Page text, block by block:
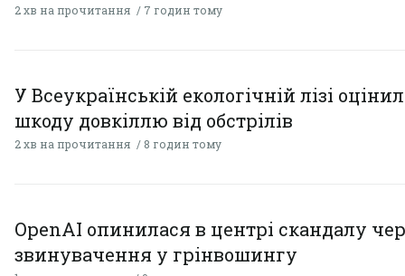
2 хв на прочитання 7 годин тому
У Всеукраїнській екологічній лізі
шкоду довкіллю від обстрілів
2 хв на прочитання 8 годин тому
OpenAI опинилася в центрі скандалу
звинувачення у грінвошингу